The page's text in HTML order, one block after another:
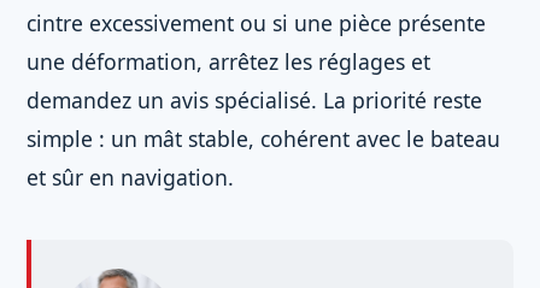
cintre excessivement ou si une pièce présente
une déformation, arrêtez les réglages et
demandez un avis spécialisé. La priorité reste
simple : un mât stable, cohérent avec le bateau
et sûr en navigation.